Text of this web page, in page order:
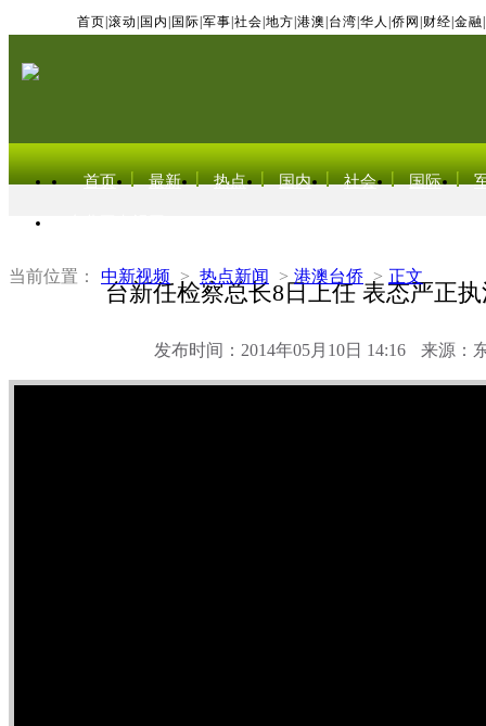
首页 滚动 国内 国际 军事 社会 地方 港澳 台湾 华人 侨网 财经 金融
首页 最新 热点 国内 社会 国际
当前位置： 中新视频 > 热点新闻 > 港澳台侨 > 正文
台新任检察总长8日上任 表态严正
发布时间：2014年05月10日 14:16 来源：